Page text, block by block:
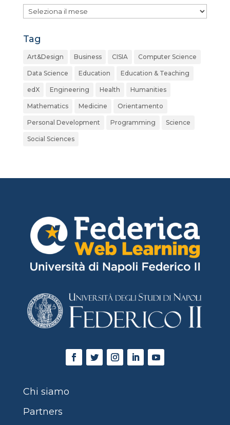
Archivio
Tag
Art&Design Business CISIA Computer Science
Data Science Education Education & Teaching
edX Engineering Health Humanities
Mathematics Medicine Orientamento
Personal Development Programming Science
Social Sciences
Chi siamo
Partners